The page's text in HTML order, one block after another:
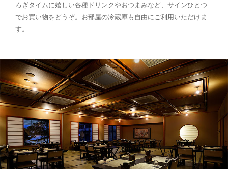
ろぎタイムに嬉しい各種ドリンクやおつまみなど、サインひとつ
でお買い物をどうぞ。お部屋の冷蔵庫も自由にご利用いただけま
す。